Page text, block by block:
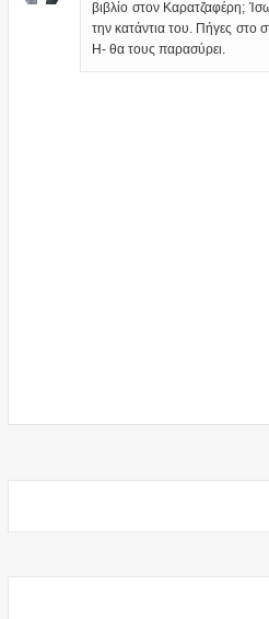
βιβλίο στον Καρατζαφέρη;
την κατάντια του. Πήγες στο
Η- θα τους παρασύρει.